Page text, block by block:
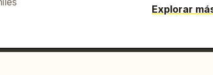
en el
rojas
Explorar